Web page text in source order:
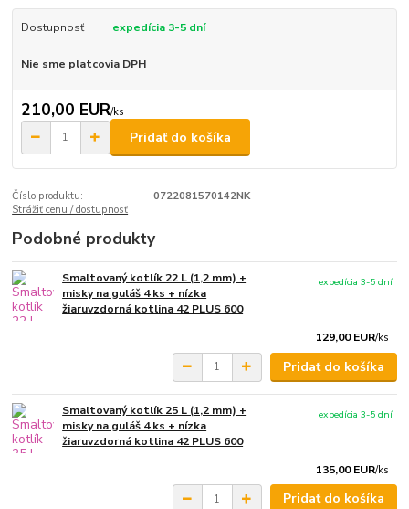
Dostupnosť expedícia 3-5 dní
Nie sme platcovia DPH
210,00 EUR/ks
Pridať do košíka
Číslo produktu:
0722081570142NK
Strážiť cenu / dostupnosť
Podobné produkty
Smaltovaný kotlík 22 L (1,2 mm) +
misky na guláš 4 ks + nízka
žiaruvzdorná kotlina 42 PLUS 600
129,00 EUR/ks
expedícia 3-5 dní
Pridať do košíka
Smaltovaný kotlík 25 L (1,2 mm) +
misky na guláš 4 ks + nízka
žiaruvzdorná kotlina 42 PLUS 600
135,00 EUR/ks
expedícia 3-5 dní
Pridať do košíka